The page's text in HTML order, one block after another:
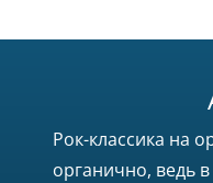
Рок-классика на
органично, ведь